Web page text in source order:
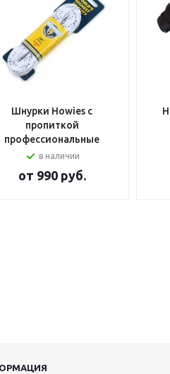
Шнурки Howies с
пропиткой
профессиональные
в наличии
от 990 руб.